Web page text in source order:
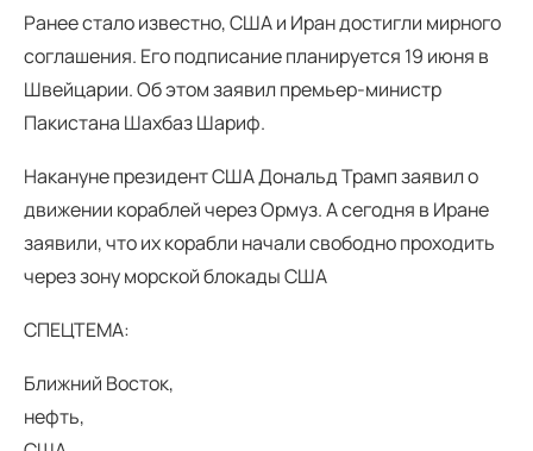
Ранее стало известно, США и Иран достигли мирного
соглашения. Его подписание планируется 19 июня в
Швейцарии. Об этом заявил премьер-министр
Пакистана Шахбаз Шариф.
Накануне президент США Дональд Трамп заявил о
движении кораблей через Ормуз. А сегодня в Иране
заявили, что их корабли начали свободно проходить
через зону морской блокады США
СПЕЦТЕМА:
Ближний Восток,
нефть,